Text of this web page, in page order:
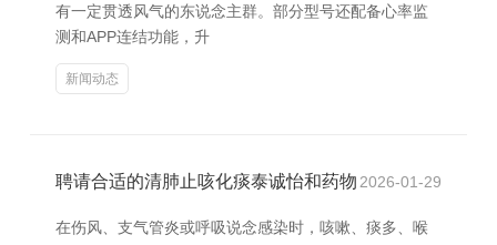
有一定贯透风气的东说念主群。部分型号还配备心率监
测和APP连结功能，升
新闻动态
聘请合适的清肺止咳化痰泰诚怡和药物 2026-01-29
在伤风、支气管炎或呼吸说念感染时，咳嗽、痰多、喉